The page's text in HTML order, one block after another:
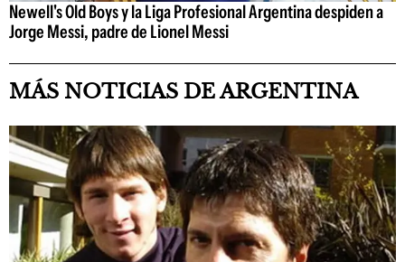
Newell's Old Boys y la Liga Profesional Argentina despiden a
Jorge Messi, padre de Lionel Messi
MÁS NOTICIAS DE ARGENTINA